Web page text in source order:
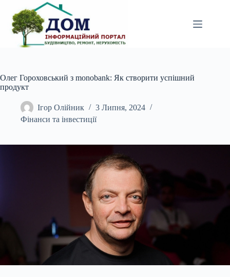
вмісту
Олег Гороховський з monobank: Як створити успішний
продукт
Ігор Олійник
3 Липня, 2024
Фінанси та інвестиції